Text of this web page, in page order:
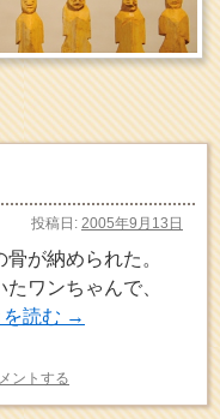
投稿日: 2005年9月13日
が納められた。
ワンちゃんで、
読む →
ントする